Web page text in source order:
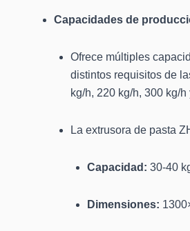
Capacidades de
Ofrece múltiples
distintos requisitos de
kg/h, 220 kg/h, 300 kg/h
La extrusora de pasta
Capacidad: 30-40
Dimensiones: